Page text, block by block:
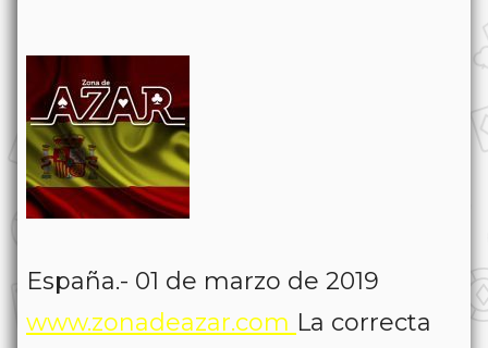
España.- 01 de marzo de 2019
www.zonadeazar.com La correcta